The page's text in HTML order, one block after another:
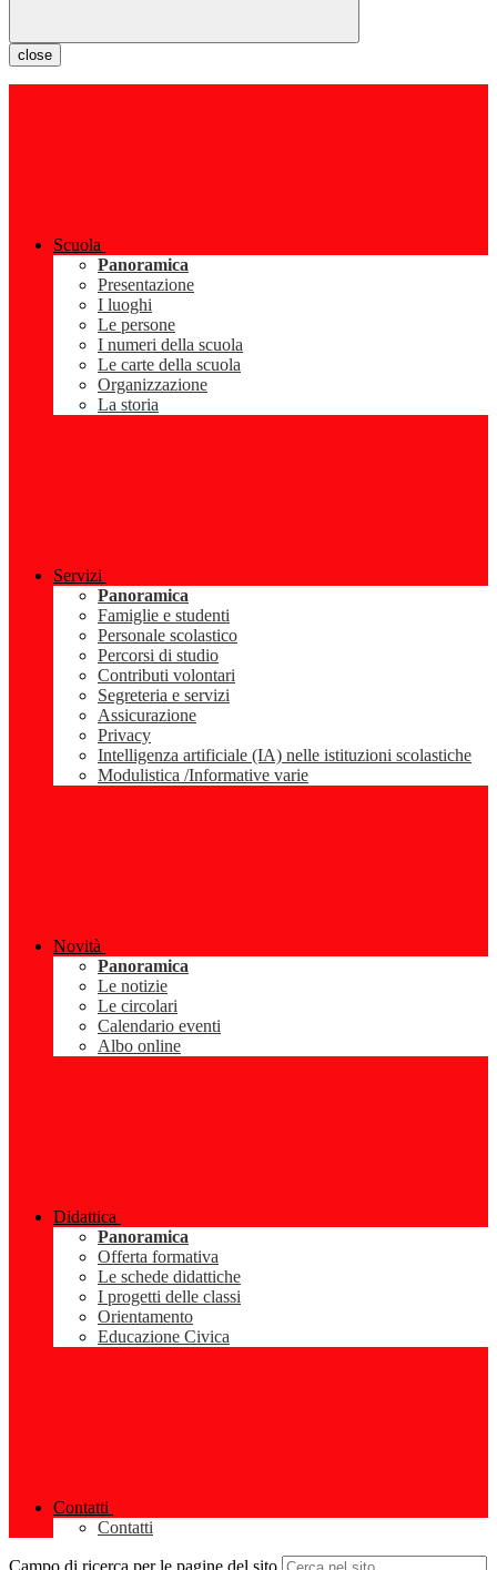
close
Scuola
Panoramica
Presentazione
I luoghi
Le persone
I numeri della scuola
Le carte della scuola
Organizzazione
La storia
Servizi
Panoramica
Famiglie e studenti
Personale scolastico
Percorsi di studio
Contributi volontari
Segreteria e servizi
Assicurazione
Privacy
Intelligenza artificiale (IA) nelle istituzioni scolastiche
Modulistica /Informative varie
Novità
Panoramica
Le notizie
Le circolari
Calendario eventi
Albo online
Didattica
Panoramica
Offerta formativa
Le schede didattiche
I progetti delle classi
Orientamento
Educazione Civica
Contatti
Contatti